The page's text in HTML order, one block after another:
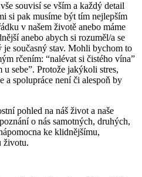
souvisí se vším a každý detail
si pak musíme být tím nejlepším
v našem životě anebo máme
anebo abych si rozuměl/a se
současný stav. Mohli bychom to
rčením: “nalévat si čistého vína”
u sebe”. Protože jakýkoli stres,
a spolupráce není či alespoň by
pohled na náš život a naše
o nás samotných, druhých,
ke klidnějšímu,
životu.